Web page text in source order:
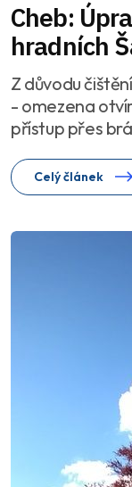
Cheb:
hradních
Z důvodu
- omezena
přístup přes
Celý článek